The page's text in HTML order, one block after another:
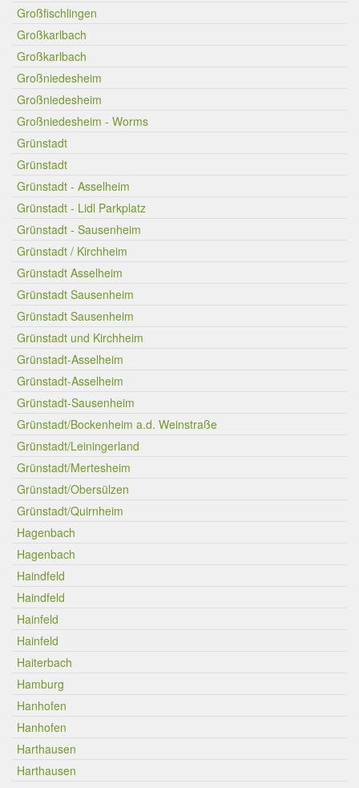
Großfischlingen
Großkarlbach
Großkarlbach
Großniedesheim
Großniedesheim
Großniedesheim - Worms
Grünstadt
Grünstadt
Grünstadt - Asselheim
Grünstadt - Lidl Parkplatz
Grünstadt - Sausenheim
Grünstadt / Kirchheim
Grünstadt Asselheim
Grünstadt Sausenheim
Grünstadt Sausenheim
Grünstadt und Kirchheim
Grünstadt-Asselheim
Grünstadt-Asselheim
Grünstadt-Sausenheim
Grünstadt/Bockenheim a.d. Weinstraße
Grünstadt/Leiningerland
Grünstadt/Mertesheim
Grünstadt/Obersülzen
Grünstadt/Quirnheim
Hagenbach
Hagenbach
Haindfeld
Haindfeld
Hainfeld
Hainfeld
Haiterbach
Hamburg
Hanhofen
Hanhofen
Harthausen
Harthausen